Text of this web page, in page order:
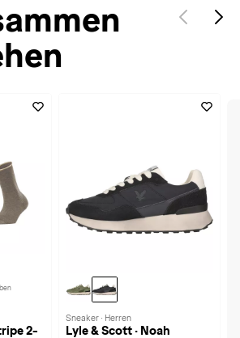
2-
Sneaker · Herren
Lyle & Scott · Noah